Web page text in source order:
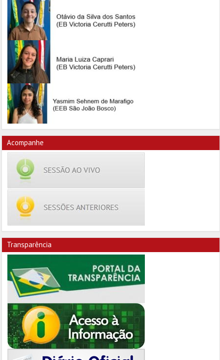
Acompanhe
Transparência